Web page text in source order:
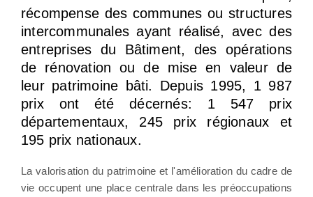
récompense des communes ou structures
intercommunales ayant réalisé, avec des
entreprises du Bâtiment, des opérations
de rénovation ou de mise en valeur de
leur patrimoine bâti. Depuis 1995, 1 987
prix ont été décernés: 1 547 prix
départementaux, 245 prix régionaux et
195 prix nationaux.
La valorisation du patrimoine et l'amélioration du cadre de
vie occupent une place centrale dans les préoccupations